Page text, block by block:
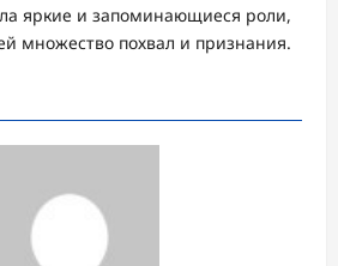
яркие и запоминающиеся роли,
множество похвал и признания.